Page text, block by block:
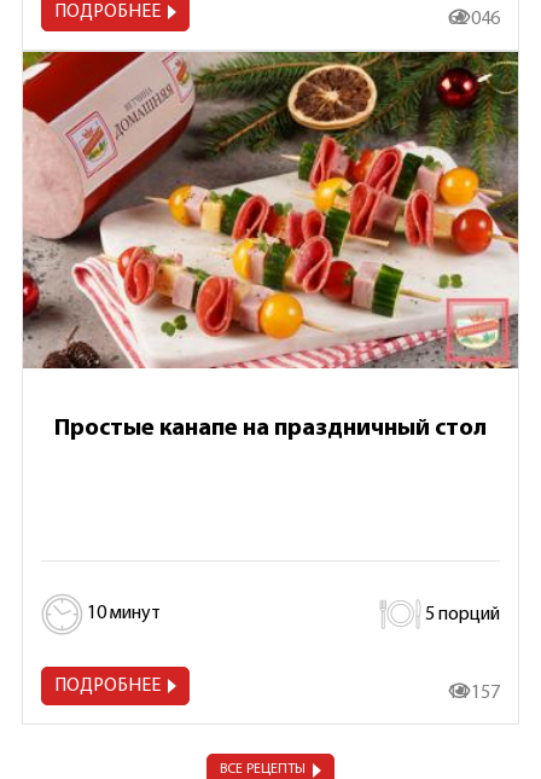
ПОДРОБНЕЕ 62 046
Простые канапе на праздничный стол
10 минут 5 порций
ПОДРОБНЕЕ 14 157
ВСЕ РЕЦЕПТЫ